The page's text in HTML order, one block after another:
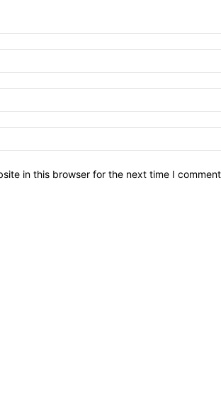
in this browser for the next time I